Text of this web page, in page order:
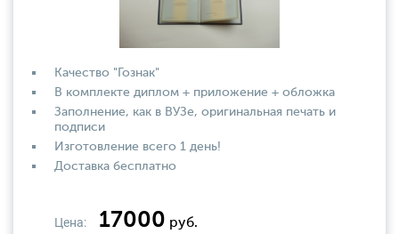
Качество "Гознак"
В комплекте диплом + приложение + обложка
Заполнение, как в ВУЗе, оригинальная печать и
подписи
Изготовление всего 1 день!
Доставка бесплатно
Цена: 17000 руб.